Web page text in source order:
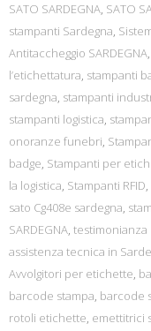
SATO SARDEGNA, SATO
stampanti Sardegna,
Antitaccheggio SARDEGNA,
l’etichettatura, stampanti
sardegna, stampanti
stampanti logistica,
onoranze funebri,
badge, Stampanti per
la logistica, Stampanti RFID,
sato Cg408e sardegna,
SARDEGNA, testimonianza
assistenza tecnica in
Avvolgitori per etichette,
barcode stampa, barcode
rotoli etichette, emettitrici